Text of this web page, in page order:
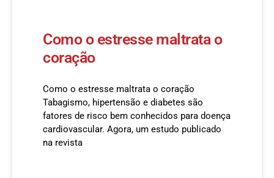
Como o estresse maltrata o
coração
Como o estresse maltrata o coração
Tabagismo, hipertensão e diabetes são
fatores de risco bem conhecidos para doença
cardiovascular. Agora, um estudo publicado
na revista